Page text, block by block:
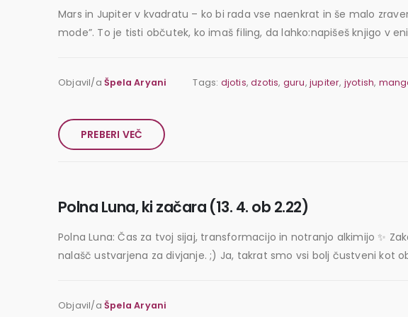
Mars in Jupiter v kvadratu – ko bi rada vse naenkrat in še malo
mode”. To je tisti občutek, ko imaš filing, da lahko:napišeš knjigo v
Objavil/a Špela Aryani Tags: djotis,dzotis, guru,jupiter, jyotish,
PREBERI VEČ
Polna Luna, ki začara (13. 4. ob 2.22)
Polna Luna: Čas za tvoj sijaj, transformacijo in notranjo alkimijo ✨
nalašč ustvarjena za divjanje. ;) Ja, takrat smo vsi bolj čustveni kot
Objavil/a Špela Aryani